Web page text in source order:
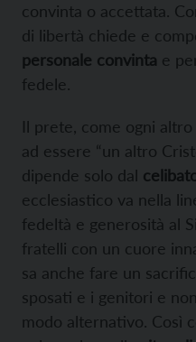
convinta o accettata.
di libertà chiede e
personale convinta e
fedele.
Il prete, come ogni
ad essere “un altro
dipende solo dal
ecclesiastico va nella
fedeltà e generosità al
fratelli con un cuore
sa anche fare un
sposati e i genitori e
modo alternativo. Così